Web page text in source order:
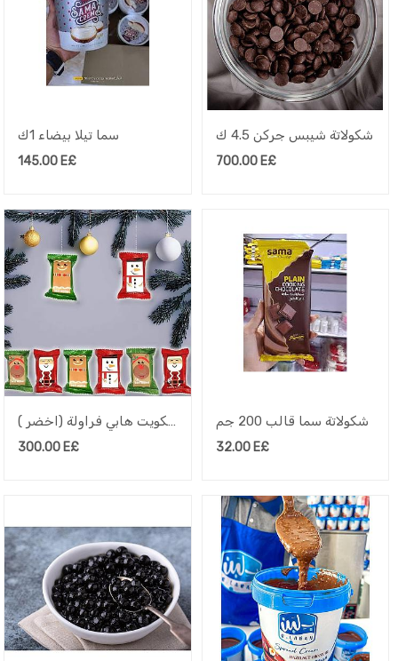
سما تيلا بيضاء 1ك
145.00E£
شكولاتة شيبس جركن 4.5 ك
700.00E£
بسكويت هابي فراولة (اخضر )
300.00 E£
شكولاتة سما قالب 200 جم
32.00E£